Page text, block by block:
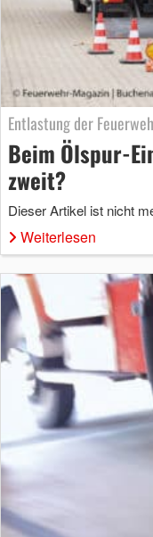
Entlastung der
Beim Ölspur-
zweit?
Dieser Artikel ist nicht
Weiterlesen